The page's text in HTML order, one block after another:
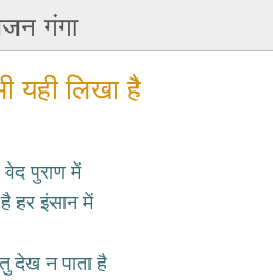
गंगा
यही लिखा है
वेद पुराण में
हर इंसान में
देख न पाता है